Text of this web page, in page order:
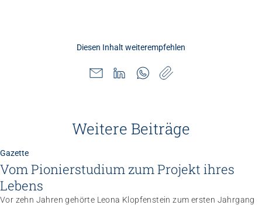
Diesen Inhalt weiterempfehlen
Weitere Beiträge
Gazette
Vom Pionierstudium zum Projekt ihres
Lebens
Vor zehn Jahren gehörte Leona Klopfenstein zum ersten Jahrgang